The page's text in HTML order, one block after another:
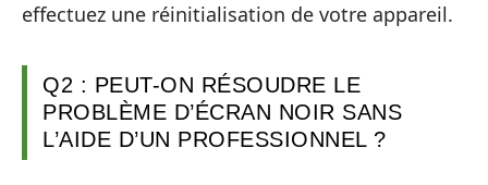
effectuez une réinitialisation de votre appareil.
Q2 : PEUT-ON RÉSOUDRE LE
PROBLÈME D’ÉCRAN NOIR SANS
L’AIDE D’UN PROFESSIONNEL ?